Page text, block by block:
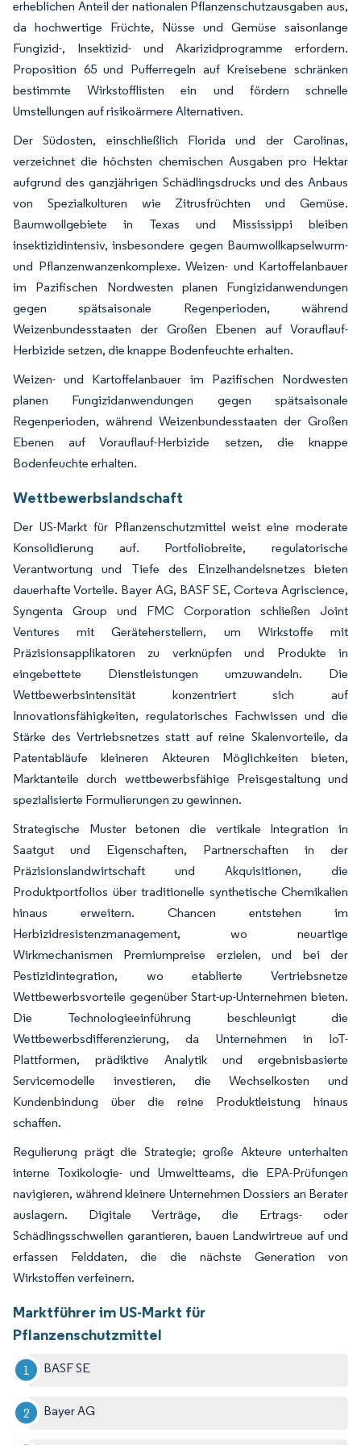
erheblichen Anteil der nationalen Pflanzenschutzausgaben aus,
da hochwertige Früchte, Nüsse und Gemüse saisonlange
Fungizid-, Insektizid- und Akarizidprogramme erfordern.
Proposition 65 und Pufferregeln auf Kreisebene schränken
bestimmte Wirkstofflisten ein und fördern schnelle
Umstellungen auf risikoärmere Alternativen.
Der Südosten, einschließlich Florida und der Carolinas,
verzeichnet die höchsten chemischen Ausgaben pro Hektar
aufgrund des ganzjährigen Schädlingsdrucks und des Anbaus
von Spezialkulturen wie Zitrusfrüchten und Gemüse.
Baumwollgebiete in Texas und Mississippi bleiben
insektizidintensiv, insbesondere gegen Baumwollkapselwurm-
und Pflanzenwanzenkomplexe. Weizen- und Kartoffelanbauer
im Pazifischen Nordwesten planen Fungizidanwendungen
gegen spätsaisonale Regenperioden, während
Weizenbundesstaaten der Großen Ebenen auf Vorauflauf-
Herbizide setzen, die knappe Bodenfeuchte erhalten.
Weizen- und Kartoffelanbauer im Pazifischen Nordwesten
planen Fungizidanwendungen gegen spätsaisonale
Regenperioden, während Weizenbundesstaaten der Großen
Ebenen auf Vorauflauf-Herbizide setzen, die knappe
Bodenfeuchte erhalten.
Wettbewerbslandschaft
Der US-Markt für Pflanzenschutzmittel weist eine moderate
Konsolidierung auf. Portfoliobreite, regulatorische
Verantwortung und Tiefe des Einzelhandelsnetzes bieten
dauerhafte Vorteile. Bayer AG, BASF SE, Corteva Agriscience,
Syngenta Group und FMC Corporation schließen Joint
Ventures mit Geräteherstellern, um Wirkstoffe mit
Präzisionsapplikatoren zu verknüpfen und Produkte in
eingebettete Dienstleistungen umzuwandeln. Die
Wettbewerbsintensität konzentriert sich auf
Innovationsfähigkeiten, regulatorisches Fachwissen und die
Stärke des Vertriebsnetzes statt auf reine Skalenvorteile, da
Patentabläufe kleineren Akteuren Möglichkeiten bieten,
Marktanteile durch wettbewerbsfähige Preisgestaltung und
spezialisierte Formulierungen zu gewinnen.
Strategische Muster betonen die vertikale Integration in
Saatgut und Eigenschaften, Partnerschaften in der
Präzisionslandwirtschaft und Akquisitionen, die
Produktportfolios über traditionelle synthetische Chemikalien
hinaus erweitern. Chancen entstehen im
Herbizidresistenzmanagement, wo neuartige
Wirkmechanismen Premiumpreise erzielen, und bei der
Pestizidintegration, wo etablierte Vertriebsnetze
Wettbewerbsvorteile gegenüber Start-up-Unternehmen bieten.
Die Technologieeinführung beschleunigt die
Wettbewerbsdifferenzierung, da Unternehmen in IoT-
Plattformen, prädiktive Analytik und ergebnisbasierte
Servicemodelle investieren, die Wechselkosten und
Kundenbindung über die reine Produktleistung hinaus
schaffen.
Regulierung prägt die Strategie; große Akteure unterhalten
interne Toxikologie- und Umweltteams, die EPA-Prüfungen
navigieren, während kleinere Unternehmen Dossiers an Berater
auslagern. Digitale Verträge, die Ertrags- oder
Schädlingsschwellen garantieren, bauen Landwirtreue auf und
erfassen Felddaten, die die nächste Generation von
Wirkstoffen verfeinern.
Marktführer im US-Markt für
Pflanzenschutzmittel
BASF SE
Bayer AG